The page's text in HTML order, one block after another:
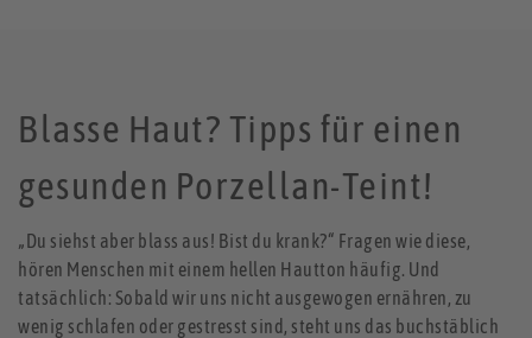
Blasse Haut? Tipps für einen
gesunden Porzellan-Teint!
„Du siehst aber blass aus! Bist du krank?“ Fragen wie diese,
hören Menschen mit einem hellen Hautton häufig. Und
tatsächlich: Sobald wir uns nicht ausgewogen ernähren, zu
wenig schlafen oder gestresst sind, steht uns das buchstäblich